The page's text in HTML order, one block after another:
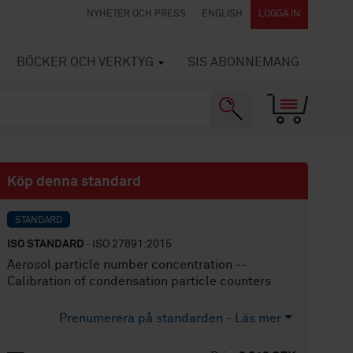
NYHETER OCH PRESS ENGLISH LOGGA IN
BÖCKER OCH VERKTYG SIS ABONNEMANG
Köp denna standard
STANDARD
ISO STANDARD · ISO 27891:2015
Aerosol particle number concentration --
Calibration of condensation particle counters
Prenumerera på standarden - Läs mer